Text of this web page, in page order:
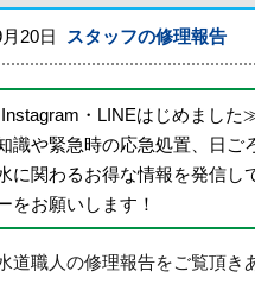
20日 スタッフの修理報告
・LINEはじめました
識や緊急時の応急処置、日ご
に関わるお得な情報を発信し
をお願いします！
道職人の修理報告をご覧頂き